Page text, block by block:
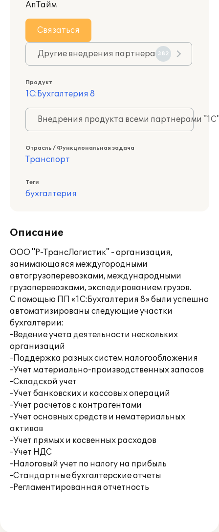
АпТайм
Связаться
Другие внедрения партнера 382
Продукт
1С:Бухгалтерия 8
Внедрения продукта всеми партнерами
Отрасль / Функциональная задача
Транспорт
Теги
бухгалтерия
Описание
ООО "Р-ТрансЛогистик" - организация,
занимающаяся междугородными
автогрузоперевозками, международными
грузоперевозками, экспедированием грузов.
С помощью ПП «1С:Бухгалтерия 8» были успешно
автоматизированы следующие участки
бухгалтерии:
-Ведение учета деятельности нескольких
организаций
-Поддержка разных систем налогообложения
-Учет материально-производственных запасов
-Складской учет
-Учет банковских и кассовых операций
-Учет расчетов с контрагентами
-Учет основных средств и нематериальных
активов
-Учет прямых и косвенных расходов
-Учет НДС
-Налоговый учет по налогу на прибыль
-Стандартные бухгалтерские отчеты
-Регламентированная отчетность